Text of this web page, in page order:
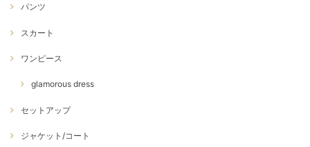
パンツ
スカート
ワンピース
glamorous dress
セットアップ
ジャケット/コート